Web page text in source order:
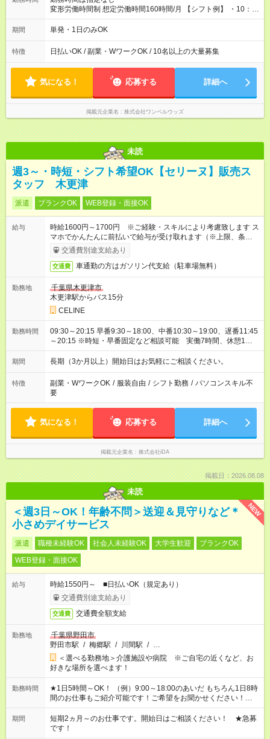
変形労働時間制 想定労働時間160時間/月 【シフト例】 ・10：
00～20：00
期間 単発・1日のみOK
特徴 日払いOK / 副業・WワークOK / 10名以上の大量募集
気になる！ 応募する 詳細へ
掲載元企業名 株式会社ワンベルウッズ
未読
週3～・時短・シフト希望OK【セリーヌ】販売ス
タッフ 木更津
派遣 ブランクOK WEB登録・面接OK
給与
時給1600円～1700円 ※ご経験・スキルにより考慮致します ス
マホでかんたんに前払いで給与が受け取れます（※上限、条件
あり）交通費別途支給あり
交通費 車通勤の方はガソリン代支給（駐車場無料）
勤務地
千葉県木更津市
木更津駅からバス15分
CELINE
勤務時間
09:30～20:15 早番9:30～18:00、中番10:30～19:00、遅番11:45
～20:15 ※時短・早番固定など相談可能 実働7時間、休憩1時間
30分
期間 長期（3か月以上）開始日はお気軽にご相談ください。
特徴 副業・WワークOK / 服装自由 / シフト勤務 / パソコンスキル不
要
気になる！ 応募する 詳細へ
掲載元企業名 株式会社iDA
掲載日：2026.08.08
未読
NEW
＜週3日～OK！年齢不問＞送迎＆見守りなど＊
小さめデイサービス
派遣 職種未経験OK 社会人未経験OK 大学生歓迎
ブランクOK
WEB登録・面接OK
給与
時給1550円～ ■日払いOK（規定あり）
交通費別途支給あり
交通費 交通費全額支給
勤務地
千葉県野田市
野田市駅 / 梅郷駅 / 川間駅 / …
＜選べる勤務地＞介護施設や病院 ※ご自宅の近くなど、お
好きな場所を選べます！
勤務時間
★1日5時間～OK！ （例）9:00～18:00のあいだ もちろん1日8時
間のお仕事もご紹介可能です！ご希望をお聞かせください！★家
庭の都合でお休みが必要な場合も遠慮なくご相談ください。 ※
週最低15時間以上の勤務が必要です
期間
短期2ヵ月～のお仕事です。開始日はご相談ください！ ★急募
です！